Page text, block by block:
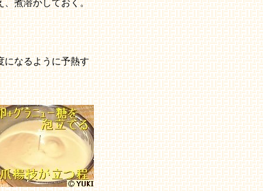
、煮溶かしておく。
になるように予熱す